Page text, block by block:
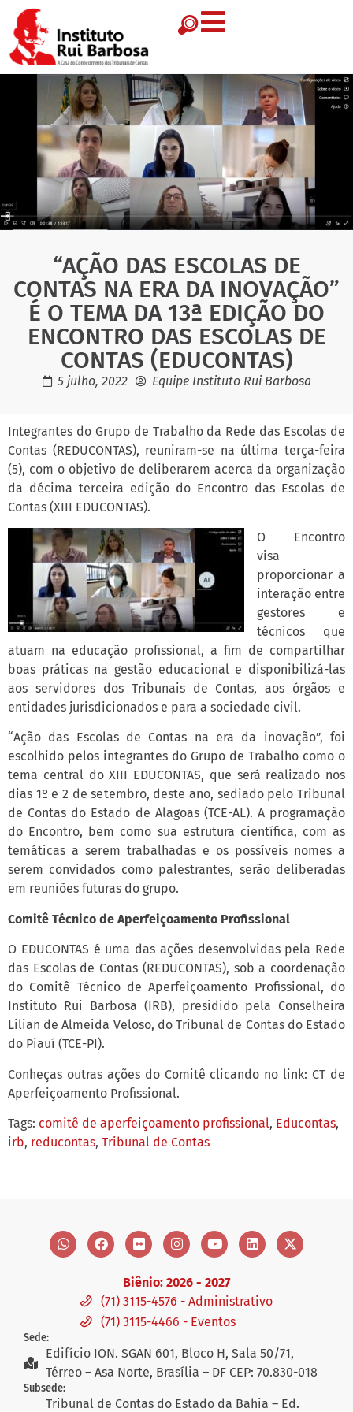
“AÇÃO DAS ESCOLAS DE
CONTAS NA ERA DA INOVAÇÃO”
É O TEMA DA 13ª EDIÇÃO DO
ENCONTRO DAS ESCOLAS DE
CONTAS (EDUCONTAS)
5 julho, 2022 Equipe Instituto Rui Barbosa
Integrantes do Grupo de Trabalho da Rede das Escolas de
Contas (REDUCONTAS), reuniram-se na última terça-feira
(5), com o objetivo de deliberarem acerca da organização
da décima terceira edição do Encontro das Escolas de
Contas (XIII EDUCONTAS).
O Encontro
visa
proporcionar a
interação entre
gestores e
técnicos que
atuam na educação profissional, a fim de compartilhar
boas práticas na gestão educacional e disponibilizá-las
aos servidores dos Tribunais de Contas, aos órgãos e
entidades jurisdicionados e para a sociedade civil.
“Ação das Escolas de Contas na era da inovação”, foi
escolhido pelos integrantes do Grupo de Trabalho como o
tema central do XIII EDUCONTAS, que será realizado nos
dias 1º e 2 de setembro, deste ano, sediado pelo Tribunal
de Contas do Estado de Alagoas (TCE-AL). A programação
do Encontro, bem como sua estrutura científica, com as
temáticas a serem trabalhadas e os possíveis nomes a
serem convidados como palestrantes, serão deliberadas
em reuniões futuras do grupo.
Comitê Técnico de Aperfeiçoamento Profissional
O EDUCONTAS é uma das ações desenvolvidas pela Rede
das Escolas de Contas (REDUCONTAS), sob a coordenação
do Comitê Técnico de Aperfeiçoamento Profissional, do
Instituto Rui Barbosa (IRB), presidido pela Conselheira
Lilian de Almeida Veloso, do Tribunal de Contas do Estado
do Piauí (TCE-PI).
Conheças outras ações do Comitê clicando no link: CT de
Aperfeiçoamento Profissional.
Tags: comitê de aperfeiçoamento profissional, Educontas,
irb, reducontas, Tribunal de Contas
Biênio: 2026 - 2027
(71) 3115-4576 - Administrativo
(71) 3115-4466 - Eventos
Sede:
Edifício ION. SGAN 601, Bloco H, Sala 50/71,
Térreo – Asa Norte, Brasília – DF CEP: 70.830-018
Subsede:
Tribunal de Contas do Estado da Bahia – Ed.